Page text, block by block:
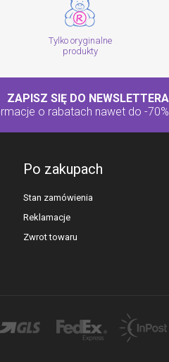
Tylko oryginalne
produkty
ZAPISZ SIĘ DO NEWSLETTERA
o rabatach nawet do -70%
Po zakupach
Stan zamówienia
Reklamacje
Zwrot towaru